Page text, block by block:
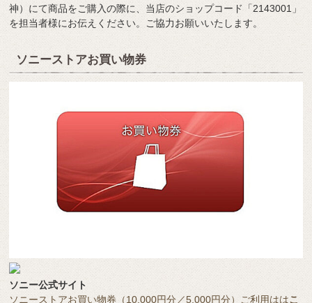
神）にて商品をご購入の際に、当店のショップコード「2143001」
を担当者様にお伝えください。ご協力お願いいたします。
ソニーストアお買い物券
ソニー公式サイト
ソニーストアお買い物券（10,000円分／5,000円分）ご利用ははこ